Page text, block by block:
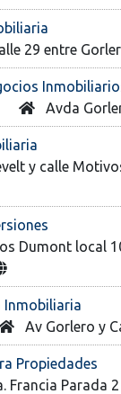
29 entre
Avda
y calle
Dumont local
Inmobiliaria
Av Gorlero y
Propiedades
Francia Parada